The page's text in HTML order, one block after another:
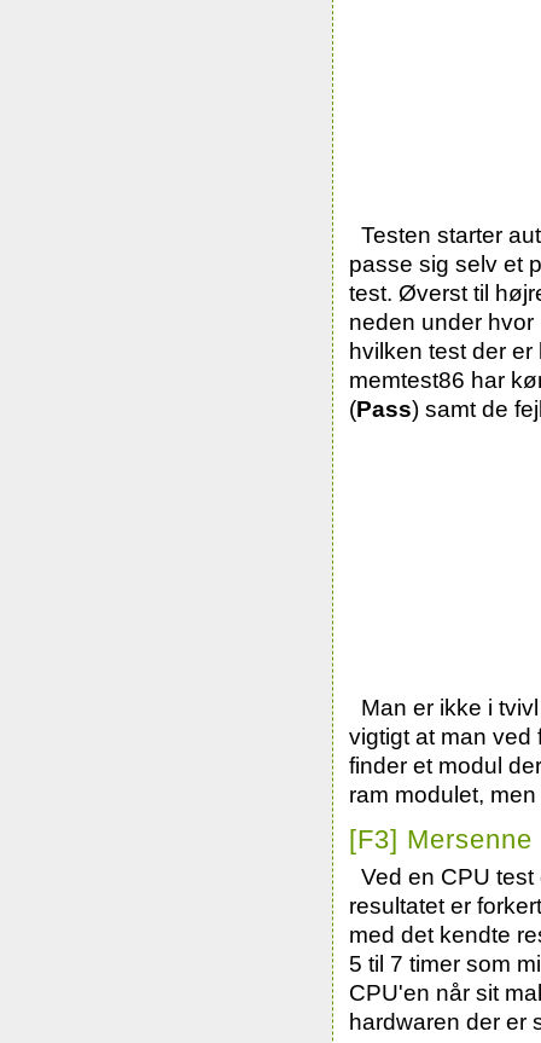
Testen starter
passe sig selv et
test. Øverst til
neden under
hvilken test der
memtest86 har
(Pass) samt de
Man er ikke i
vigtigt at man ved
finder et modul
ram modulet,
[F3]
Ved en CPU
resultatet er
med det kendte
5 til 7 timer som
CPU'en når sit
hardwaren der er